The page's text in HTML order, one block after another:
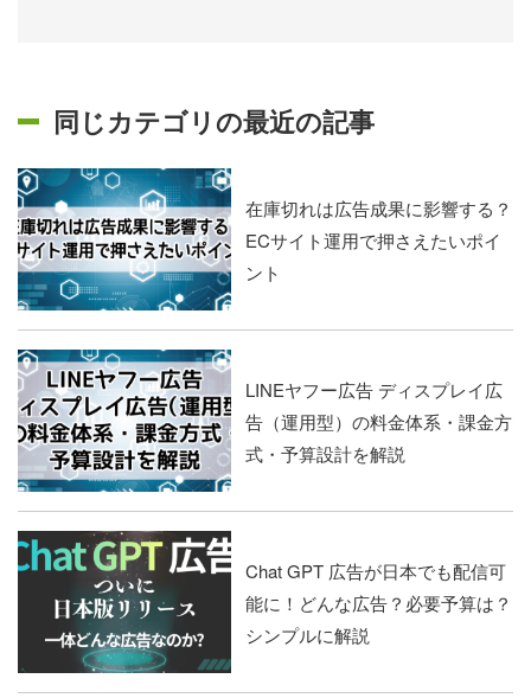
同じカテゴリの最近の記事
在庫切れは広告成果に影響する？
ECサイト運用で押さえたいポイ
ント
LINEヤフー広告 ディスプレイ広
告（運用型）の料金体系・課金方
式・予算設計を解説
Chat GPT 広告が日本でも配信可
能に！どんな広告？必要予算は？
シンプルに解説